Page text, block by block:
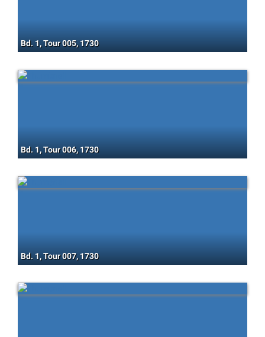
Bd. 1, Tour 005, 1730
Bd. 1, Tour 006, 1730
Bd. 1, Tour 007, 1730